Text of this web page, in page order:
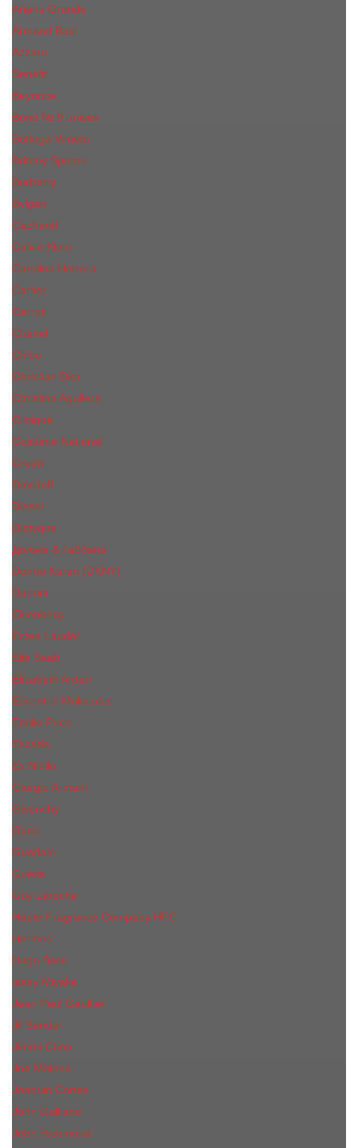
Ariana Grande
Armand Basi
Azzaro
Benefit
Beyonce
Bond № 9 unisex
Bottega Veneta
Britney Spears
Burberry
Bvlgari
Cacharel
Calvin Klein
Carolina Herrera
Cartier
Cerruti
Сhanеl
Chloe
Christian Dior
Christina Aguilera
Сliniquе
Costume National
Creed
Davidoff
Diesel
Diptyque
Дольче & Габбана
Donna Karan (DKNY)
Dupont
Eisenberg
Еsteе Lаudеr
Elie Saab
Elizabeth Arden
Escentric Molecules
Emilio Pucci
Escada
Ex Nihilo
Giorgio Armani
Givenchy
Gucci
Guerlain
Guess
Guy Laroche
Haute Fragrance Company HFC
Hermes
Hugo Boss
Issey Miyake
Jean Paul Gaultier
Jil Sander
Jimmi Choo
Jое Malоnе
Joaquin Cortes
John Galliano
John Richmond